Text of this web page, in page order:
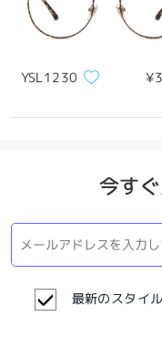
YSL1230
今す
最新のスタイ